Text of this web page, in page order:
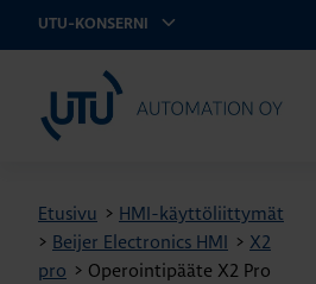
UTU-KONSERNI
UTU Automation
Etusivu > HMI-käyttöliittymät
> Beijer Electronics HMI > X2
pro > Operointipääte X2 Pro